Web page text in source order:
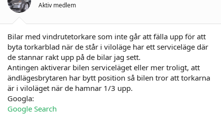
Aktiv medlem
Bilar med vindrutetorkare som inte går att fälla upp för att
byta torkarblad när de står i viloläge har ett serviceläge där
de stannar rakt upp på de bilar jag sett.
Antingen aktiverar bilen serviceläget eller mer troligt, att
ändlägesbrytaren har bytt position så bilen tror att torkarna
är i viloläget när de hamnar 1/3 upp.
Googla:
Google Search